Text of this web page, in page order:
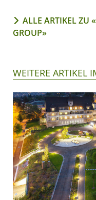
ALLE ARTIKEL ZU
GROUP»
WEITERE ARTIKEL